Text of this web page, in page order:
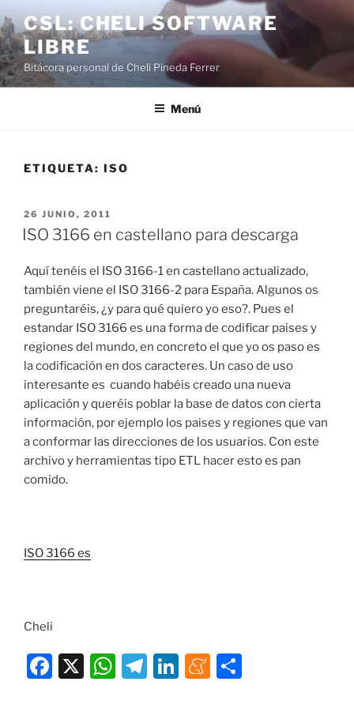
al
contenido
CSL: CHELI SOFTWARE
LIBRE
Bitácora personal de Cheli Pineda Ferrer
Menú
ETIQUETA: ISO
PUBLICADO
EL
26 JUNIO, 2011
ISO 3166 en castellano para descarga
Aquí tenéis el ISO 3166-1 en castellano actualizado,
también viene el ISO 3166-2 para España. Algunos os
preguntaréis, ¿y para qué quiero yo eso?. Pues el
estandar ISO 3166 es una forma de codificar paises y
regiones del mundo, en concreto el que yo os paso es
la codificación en dos caracteres. Un caso de uso
interesante es cuando habéis creado una nueva
aplicación y queréis poblar la base de datos con cierta
información, por ejemplo los paises y regiones que van
a conformar las direcciones de los usuarios. Con este
archivo y herramientas tipo ETL hacer esto es pan
comido.
ISO 3166 es
Cheli
F
X
W T
Li M